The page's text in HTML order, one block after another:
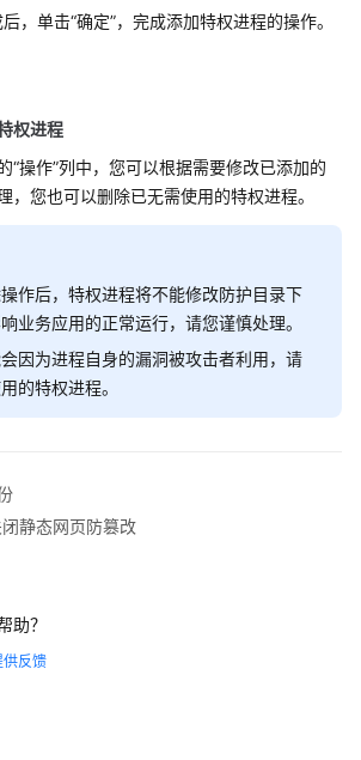
，单击“确定”，完成添加特权进程的操作。
权进程
“操作”列中，您可以根据需要修改已添加的
，您也可以删除已无需使用的特权进程。
作后，特权进程将不能修改防护目录下
业务应用的正常运行，请您谨慎处理。
因为进程自身的漏洞被攻击者利用，请
的特权进程。
静态网页防篡改
助？
供反馈